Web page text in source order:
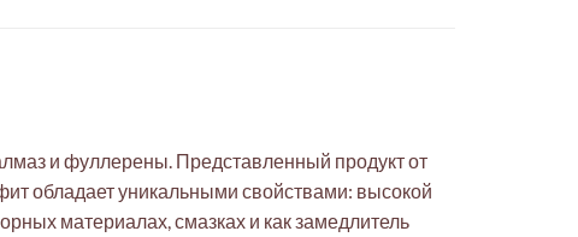
и фуллерены. Представленный продукт от
обладает уникальными свойствами: высокой
материалах, смазках и как замедлитель